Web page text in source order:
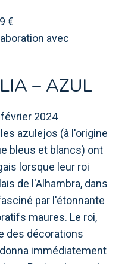
€
avec
– AZUL
2024
azulejos (à l'origine
bleus et blancs) ont
lorsque leur roi
de l'Alhambra, dans
par l'étonnante
maures. Le roi,
des décorations
immédiatement